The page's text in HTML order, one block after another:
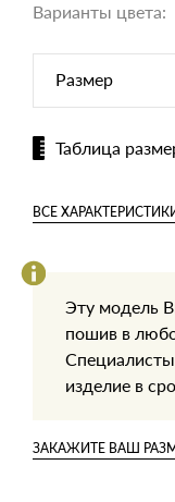
Варианты цвета:
Размер
Таблица
ВСЕ
Эту модель
пошив в
изделие в
ЗАКАЖИТЕ ВАШ